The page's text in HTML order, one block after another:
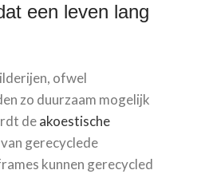
een leven lang
ofwel
zo duurzaam mogelijk
deakoestische
gerecyclede
kunnen gerecycled